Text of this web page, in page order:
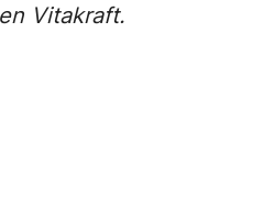
Vitakraft.